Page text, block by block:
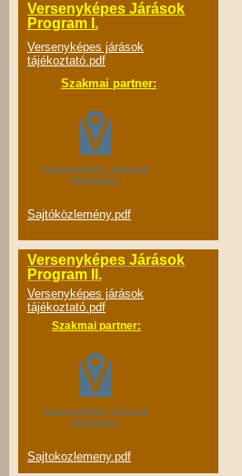
Versenyképes Járások
Program I.
Versenyképes járások
tájékoztató.pdf
Szakmai partner:
Sajtóközlemény.pdf
Versenyképes Járások
Program II.
Versenyképes járások
tájékoztató.pdf
Szakmai partner:
Sajtokozlemeny.pdf